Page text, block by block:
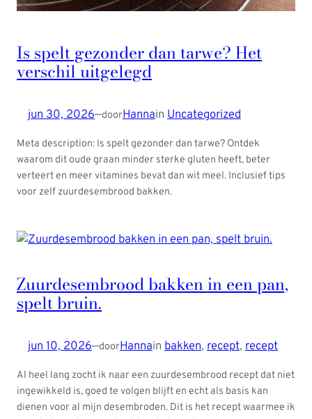
Is spelt gezonder dan tarwe? Het
verschil uitgelegd
jun 30, 2026—doorHannain Uncategorized
Meta description: Is spelt gezonder dan tarwe? Ontdek
waarom dit oude graan minder sterke gluten heeft, beter
verteert en meer vitamines bevat dan wit meel. Inclusief tips
voor zelf zuurdesembrood bakken.
Zuurdesembrood bakken in een pan,
spelt bruin.
jun 10, 2026—doorHannain bakken, recept, recept
Al heel lang zocht ik naar een zuurdesembrood recept dat niet
ingewikkeld is, goed te volgen blijft en echt als basis kan
dienen voor al mijn desembroden. Dit is het recept waarmee ik